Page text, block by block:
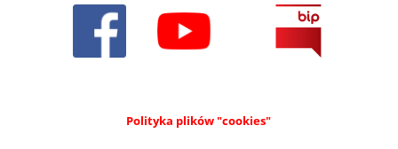
Polityka plików "cookies"